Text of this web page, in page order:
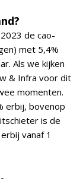
de cao-
met 5,4%
Als we kijken
& Infra voor dit
momenten.
erbij, bovenop
is de
vanaf 1